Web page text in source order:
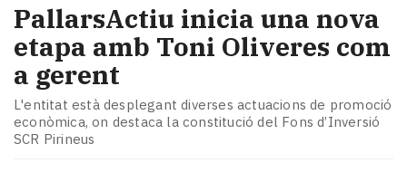
PallarsActiu inicia una nova
etapa amb Toni Oliveres com
a gerent
L'entitat està desplegant diverses actuacions de promoció
econòmica, on destaca la constitució del Fons d’Inversió
SCR Pirineus